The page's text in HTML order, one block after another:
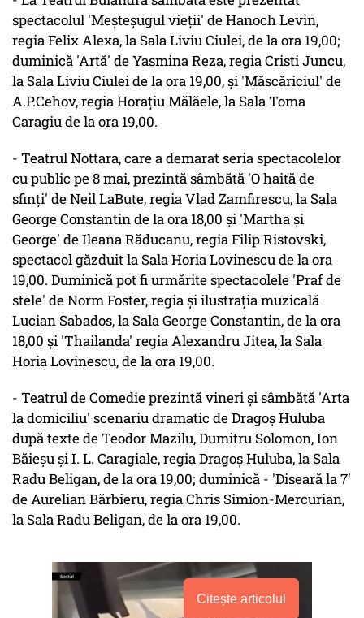
spectacolul 'Meşteşugul vieţii' de Hanoch Levin,
regia Felix Alexa, la Sala Liviu Ciulei, de la ora 19,00;
duminică 'Artă' de Yasmina Reza, regia Cristi Juncu,
la Sala Liviu Ciulei de la ora 19,00, şi 'Măscăriciul' de
A.P.Cehov, regia Horaţiu Mălăele, la Sala Toma
Caragiu de la ora 19,00.
- Teatrul Nottara, care a demarat seria spectacolelor
cu public pe 8 mai, prezintă sâmbătă 'O haită de
sfinţi' de Neil LaBute, regia Vlad Zamfirescu, la Sala
George Constantin de la ora 18,00 şi 'Martha şi
George' de Ileana Răducanu, regia Filip Ristovski,
spectacol găzduit la Sala Horia Lovinescu de la ora
19,00. Duminică pot fi urmărite spectacolele 'Praf de
stele' de Norm Foster, regia şi ilustraţia muzicală
Lucian Sabados, la Sala George Constantin, de la ora
18,00 şi 'Thailanda' regia Alexandru Jitea, la Sala
Horia Lovinescu, de la ora 19,00.
- Teatrul de Comedie prezintă vineri şi sâmbătă 'Arta
la domiciliu' scenariu dramatic de Dragoş Huluba
după texte de Teodor Mazilu, Dumitru Solomon, Ion
Băieşu şi I. L. Caragiale, regia Dragoş Huluba, la Sala
Radu Beligan, de la ora 19,00; duminică - 'Diseară la 7'
de Aurelian Bărbieru, regia Chris Simion-Mercurian,
la Sala Radu Beligan, de la ora 19,00.
Citește articolul